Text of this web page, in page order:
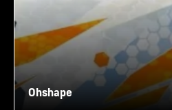
Ohshape